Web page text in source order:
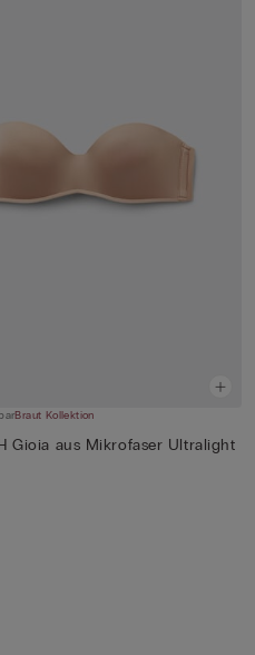
Braut Kollektion
Gioia aus Mikrofaser Ultralight